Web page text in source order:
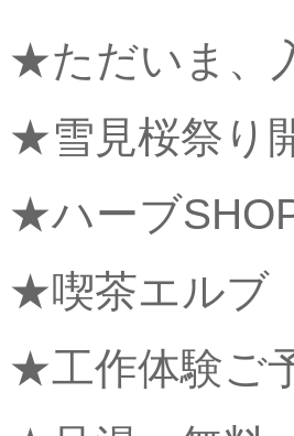
★ただいま、
★雪見桜祭り
★ハーブ
★喫茶エル
★工作体験ご